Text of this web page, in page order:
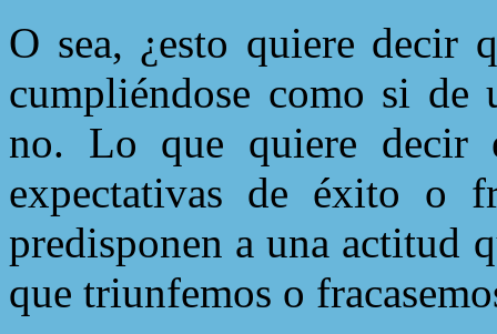
O sea, ¿esto quiere decir
cumpliéndose como si de
no. Lo que quiere decir
expectativas de éxito o
predisponen a una actitud
que triunfemos o